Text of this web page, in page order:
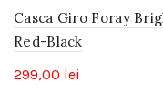
Casca Giro Foray
Red-Black
299,00 lei